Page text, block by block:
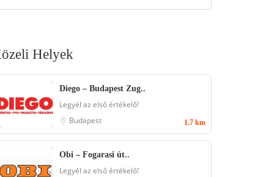
Helyek
Diego – Budapest Zug..
Legyél az első értékelő!
Budapest
1.7 km
Obi – Fogarasi út..
Legyél az első értékelő!